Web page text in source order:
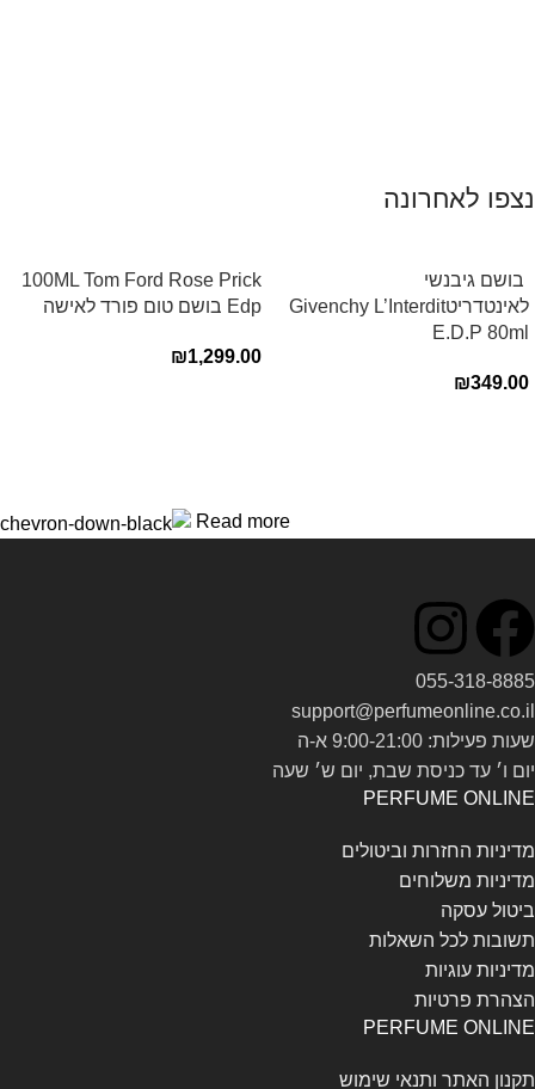
נצפו לאחרונה
‏ בושם גיבנשי
לאינטדריטGivenchy L’Interdit
E.D.P 80ml ‏
₪349.00
100ML Tom Ford Rose Prick
Edp בושם טום פורד לאישה
₪1,299.00
Read more
055-318-8885
support@perfumeonline.co.il
שעות פעילות: 9:00-21:00 א-ה
יום ו׳ עד כניסת שבת, יום ש׳ שעה
PERFUME ONLINE
מדיניות החזרות וביטולים
מדיניות משלוחים
ביטול עסקה
תשובות לכל השאלות
מדיניות עוגיות
הצהרת פרטיות
PERFUME ONLINE
תקנון האתר ותנאי שימוש